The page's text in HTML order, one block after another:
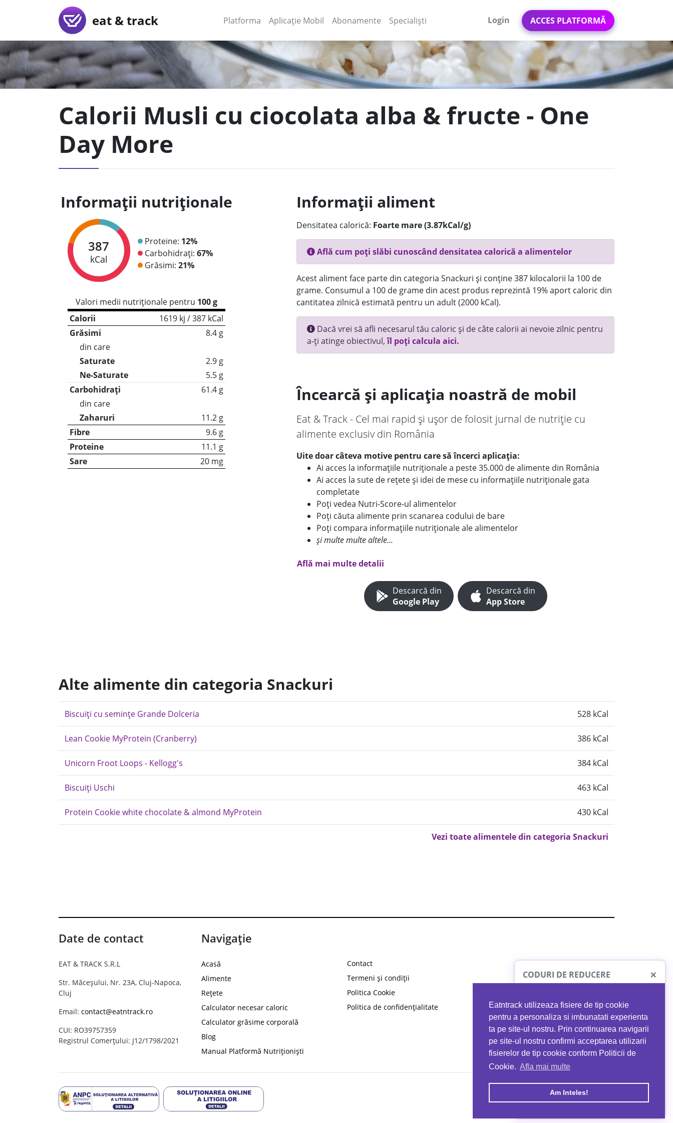
Eatntrack utilizeaza fisiere de tip cookie
pentru a personaliza si imbunatati experienta
ta pe site-ul nostru. Prin continuarea navigarii
pe site-ul nostru confirmi acceptarea utilizarii
fisierelor de tip cookie conform Politicii de
Cookie. Afla mai multe
Am Inteles!
eat & track Platforma (current)
Aplicație Mobil (current)
Abonamente Specialiști Login ACCES PLATFORMĂ
Calorii Musli cu ciocolata alba & fructe - One
Day More
Informații nutriționale
387
kCal
Proteine: 12%
Carbohidrați: 67%
Grăsimi: 21%
Valori medii nutriționale pentru 100 g
Calorii
1619 kj / 387 kCal
Grăsimi
8.4 g
din care
Saturate
2.9 g
Ne-Saturate
5.5 g
Carbohidrați
61.4 g
din care
Zaharuri
11.2 g
Fibre
9.6 g
Proteine
11.1 g
Sare
20 mg
Informații aliment
Densitatea calorică: Foarte mare (3.87kCal/g)
Află cum poți slăbi cunoscând densitatea calorică a alimentelor
Acest aliment face parte din categoria Snackuri și conține 387 kilocalorii la 100 de
grame. Consumul a 100 de grame din acest produs reprezintă 19% aport caloric din
cantitatea zilnică estimată pentru un adult (2000 kCal).
Dacă vrei să afli necesarul tău caloric și de câte calorii ai nevoie zilnic pentru
a-ți atinge obiectivul,îl poți calcula aici.
Încearcă și aplicația noastră de mobil
Eat & Track - Cel mai rapid și ușor de folosit jurnal de nutriție cu
alimente exclusiv din România
Uite doar câteva motive pentru care să încerci aplicația:
Ai acces la informațiile nutriționale a peste 35.000 de alimente din România
Ai acces la sute de rețete și idei de mese cu informațiile nutriționale gata
completate
Poți vedea Nutri-Score-ul alimentelor
Poți căuta alimente prin scanarea codului de bare
Poți compara informațiile nutriționale ale alimentelor
și multe multe altele...
Află mai multe detalii
Descarcă din
Google Play
Descarcă din
App Store
Alte alimente din categoria Snackuri
Biscuiți cu semințe Grande Dolceria 528 kCal
Lean Cookie MyProtein (Cranberry) 386 kCal
Unicorn Froot Loops - Kellogg's 384 kCal
Biscuiți Uschi 463 kCal
Protein Cookie white chocolate & almond MyProtein 430 kCal
Vezi toate alimentele din categoria Snackuri
Date de contact
EAT & TRACK S.R.L
Str. Măceșului, Nr. 23A, Cluj-Napoca,
Cluj
Email: contact@eatntrack.ro
CUI: RO39757359
Registrul Comerțului: J12/1798/2021
Navigație
Acasă
Alimente
Rețete
Calculator necesar caloric
Calculator grăsime corporală
Blog
Manual Platformă Nutriționiști
Contact
Termeni și condiții
Politica Cookie
Politica de confidențialitate
CODURI DE REDUCERE ×
PROTO41
reducere la orice comandă
EATNTRACK
MYPROTEIN
Ai40%reducere la orice comandă
folosind codul EATTRACK